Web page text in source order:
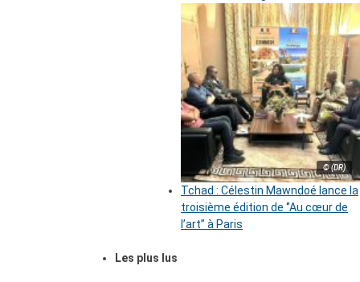
© (DR)
Tchad : Célestin Mawndoé lance la
troisième édition de ‘’Au cœur de
l’art’’ à Paris
Les plus lus